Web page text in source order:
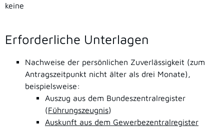
keine
Erforderliche Unterlagen
Nachweise der persönlichen Zuverlässigkeit (zum
Antragszeitpunkt nicht älter als drei Monate),
beispielsweise:
Auszug aus dem Bundeszentralregister
(Führungszeugnis)
Auskunft aus dem Gewerbezentralregister